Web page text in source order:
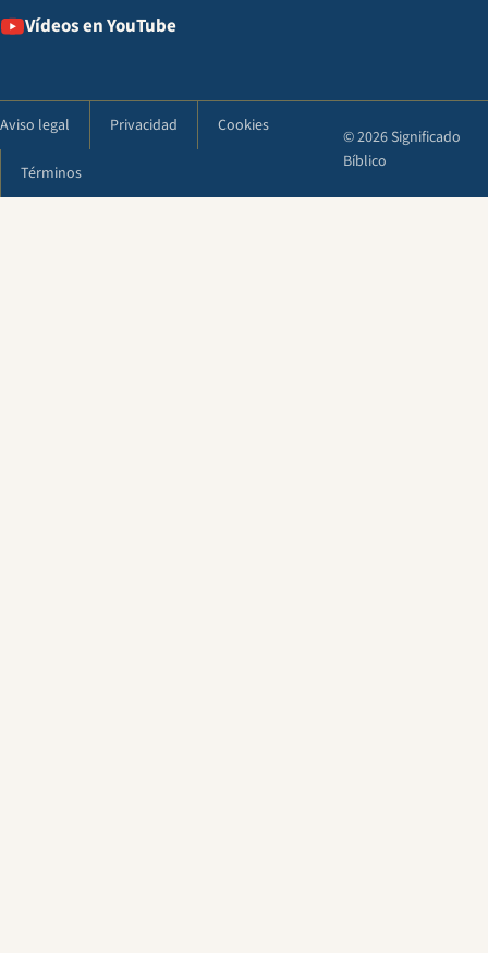
Vídeos en YouTube
Aviso legal Privacidad Cookies
Términos
© 2026 Significado
Bíblico